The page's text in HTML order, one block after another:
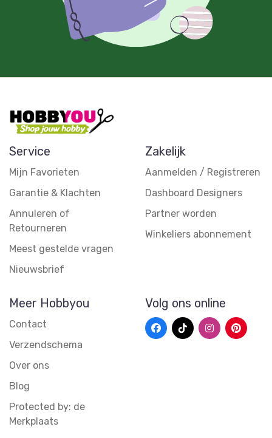
Service
Mijn Favorieten
Garantie & Klachten
Annuleren of
Retourneren
Meest gestelde vragen
Nieuwsbrief
Zakelijk
Aanmelden / Registreren
Dashboard Designers
Partner worden
Winkeliers abonnement
Meer Hobbyou
Contact
Verzendschema
Over ons
Blog
Protected by: de
Merkplaats
Volg ons online